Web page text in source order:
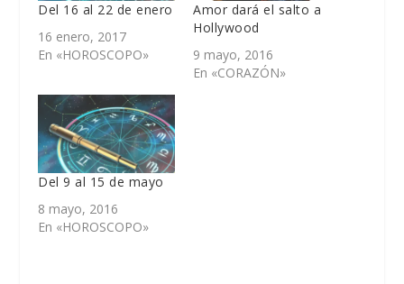
Del 16 al 22 de enero
16 enero, 2017
En «HOROSCOPO»
Amor dará el salto a
Hollywood
9 mayo, 2016
En «CORAZÓN»
Del 9 al 15 de mayo
8 mayo, 2016
En «HOROSCOPO»